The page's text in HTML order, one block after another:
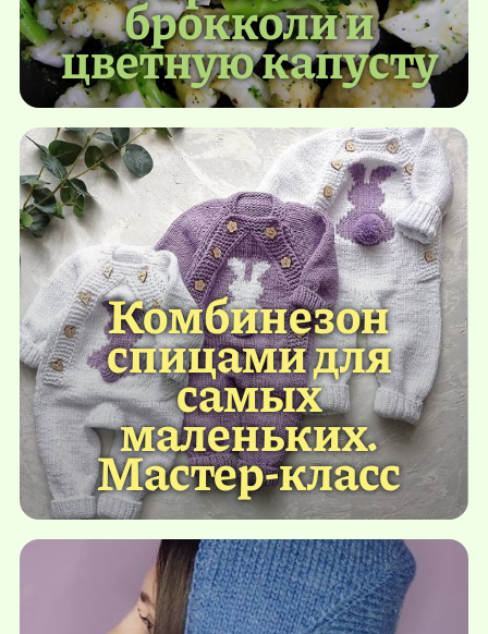
брокколи и
цветную капусту
Комбинезон
спицами для
самых
маленьких.
Мастер-класс